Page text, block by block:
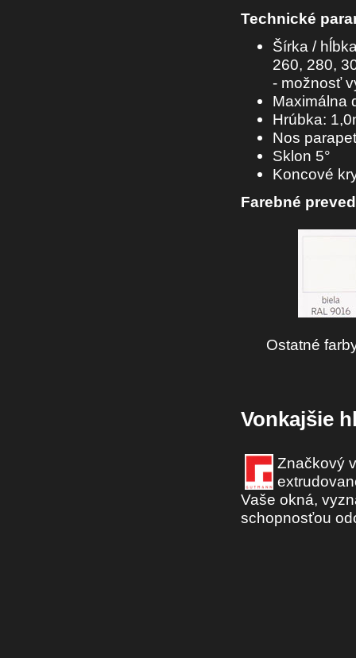
Technické
Šírka /
260, 280,
- možnosť
Maximálna
Hrúbka:
Nos
Sklon 5°
Koncové
Farebné
Ostatné
Vonkajšie
Značkový
Vaše okná,
schopnosťou